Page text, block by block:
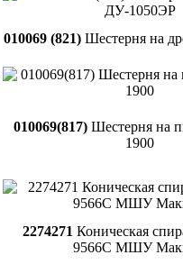
010069 (821)Шестерня на
010069(817) Шестерня на
1900
2274271 Коническая
9566С МШУ